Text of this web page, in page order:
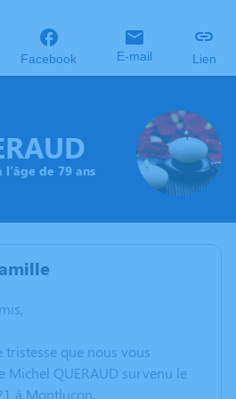
Facebook E-mail Lien
l'âge de 79 ans
tristesse que nous vous
Michel QUERAUD survenu le
à Montluçon.